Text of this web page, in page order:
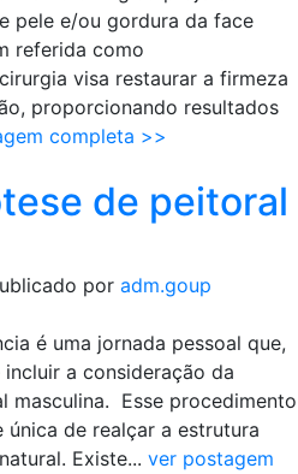
que
pele e/ou gordura da face
referida como
visa restaurar a firmeza
proporcionando resultados
completa >>
de peitoral
por adm.goup
é uma jornada pessoal que,
a consideração da
masculina. Esse procedimento
de realçar a estrutura
Existe... ver postagem